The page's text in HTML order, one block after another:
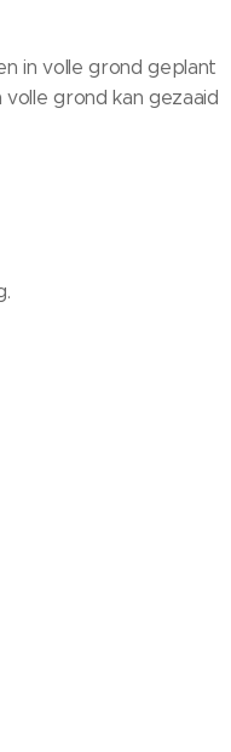
in volle grond geplant
grond kan gezaaid